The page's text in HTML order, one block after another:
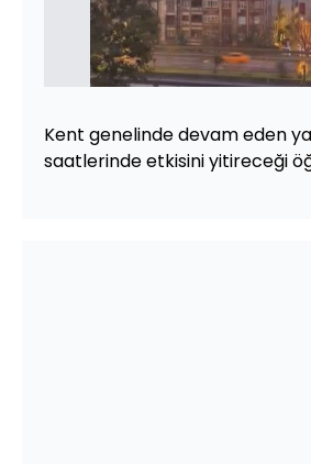
Kent genelinde devam eden
saatlerinde etkisini yitireceği